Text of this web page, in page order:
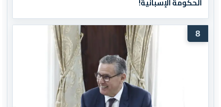
الحكومة الإسبانية!
8